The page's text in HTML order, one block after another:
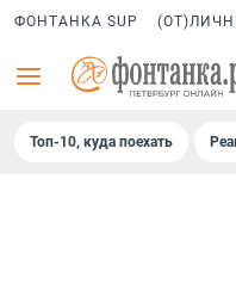
ФОНТАНКА SUP
Топ-10, куда поехать